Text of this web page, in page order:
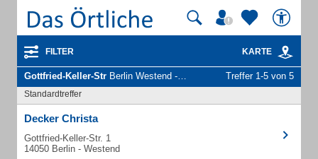
FILTER KARTE
Gottfried-Keller-Str Berlin Westend - Unternehmen und Personen Treffer 1-5 von 5
Standardtreffer
Decker Christa
Gottfried-Keller-Str. 1
14050 Berlin - Westend